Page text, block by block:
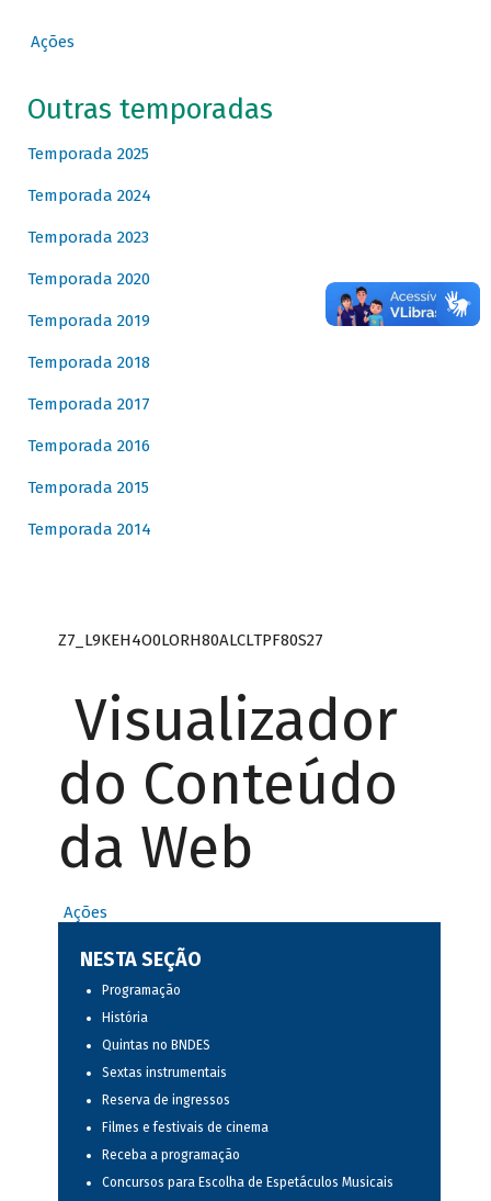
Ações
Outras temporadas
Temporada 2025
Temporada 2024
Temporada 2023
Temporada 2020
Temporada 2019
Temporada 2018
Temporada 2017
Temporada 2016
Temporada 2015
Temporada 2014
Z7_L9KEH4O0LORH80ALCLTPF80S27
Visualizador
do Conteúdo
da Web
Ações
NESTA SEÇÃO
Programação
História
Quintas no BNDES
Sextas instrumentais
Reserva de ingressos
Filmes e festivais de cinema
Receba a programação
Concursos para Escolha de Espetáculos Musicais